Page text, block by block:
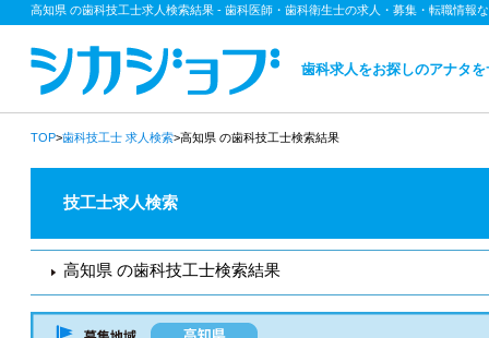
高知県 の歯科技工士求人検索結果 - 歯科医師・歯科衛生士の求人・募集・転職情報
歯科求人をお探しのアナタ
TOP>歯科技工士求人検索>高知県 の歯科技工士検索結果
技工士求人検索
高知県 の歯科技工士検索結果